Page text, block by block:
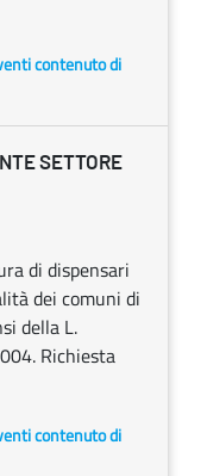
contenuto di
SETTORE
di dispensari
dei comuni di
della L.
Richiesta
contenuto di